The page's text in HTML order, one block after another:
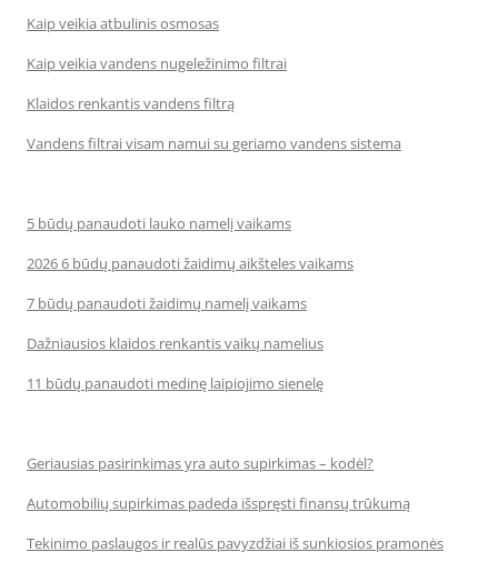
Kaip veikia atbulinis osmosas
Kaip veikia vandens nugeležinimo filtrai
Klaidos renkantis vandens filtrą
Vandens filtrai visam namui su geriamo vandens sistema
5 būdų panaudoti lauko namelį vaikams
2026 6 būdų panaudoti žaidimų aikšteles vaikams
7 būdų panaudoti žaidimų namelį vaikams
Dažniausios klaidos renkantis vaikų namelius
11 būdų panaudoti medinę laipiojimo sienelę
Geriausias pasirinkimas yra auto supirkimas – kodėl?
Automobilių supirkimas padeda išspręsti finansų trūkumą
Tekinimo paslaugos ir realūs pavyzdžiai iš sunkiosios pramonės